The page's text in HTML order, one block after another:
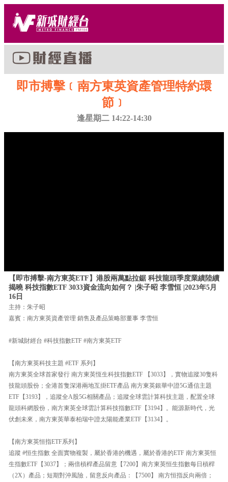
即市搏擊﹝南方東英資產管理特約環
節﹞
逢星期二 14:22-14:30
【即市搏擊-南方東英ETF】港股兩萬點拉鋸 科技龍頭季度業績陸續
揭曉 科技指數ETF 3033資金流向如何？ |朱子昭 李雪恒 |2023年5月
16日
主持：朱子昭
嘉賓：南方東英資產管理 銷售及產品策略部董事 李雪恒
#新城財經台 #科技指數ETF #南方東英ETF
【南方東英科技主題 #ETF 系列】
南方東英全球首家發行 南方東英恆生科技指數ETF 【3033】，實物追蹤30隻科
技龍頭股份；全港首隻深港兩地互掛ETF產品 南方東英銀華中證5G通信主題
ETF【3193】，追蹤全A股5G相關產品；追蹤全球雲計算科技主題，配置全球
龍頭科網股份，南方東英全球雲計算科技指數ETF【3194】。能源新時代，光
伏創未來，南方東英華泰柏瑞中證太陽能產業ETF【3134】。
【南方東英恒指ETF系列】
追蹤 #恒生指數 全面實物複製，屬於香港的機遇，屬於香港的ETF 南方東英恒
生指數ETF【3037】；兩倍槓桿產品留意【7200】南方東英恒生指數每日槓桿
（2X）產品；短期對沖風險，留意反向產品：【7500】 南方恒指反向兩倍；